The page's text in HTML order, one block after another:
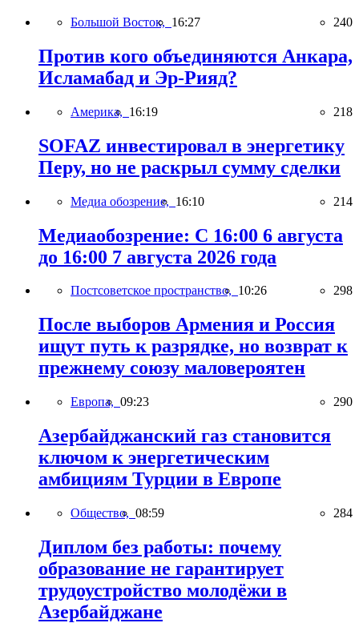
Большой Восток, 16:27 240
Против кого объединяются Анкара,
Исламабад и Эр-Рияд?
Америка, 16:19 218
SOFAZ инвестировал в энергетику
Перу, но не раскрыл сумму сделки
Медиа обозрение, 16:10 214
Медиаобозрение: С 16:00 6 августа
до 16:00 7 августа 2026 года
Постсоветское пространство, 10:26 298
После выборов Армения и Россия
ищут путь к разрядке, но возврат к
прежнему союзу маловероятен
Европа, 09:23 290
Азербайджанский газ становится
ключом к энергетическим
амбициям Турции в Европе
Общество, 08:59 284
Диплом без работы: почему
образование не гарантирует
трудоустройство молодёжи в
Азербайджане